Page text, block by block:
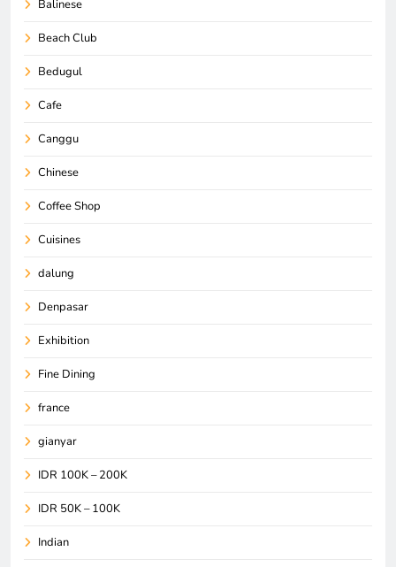
Balinese
Beach Club
Bedugul
Cafe
Canggu
Chinese
Coffee Shop
Cuisines
dalung
Denpasar
Exhibition
Fine Dining
france
gianyar
IDR 100K – 200K
IDR 50K – 100K
Indian